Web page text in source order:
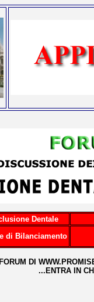
Dentale
di Bilanciamento
DI
...ENTRA IN